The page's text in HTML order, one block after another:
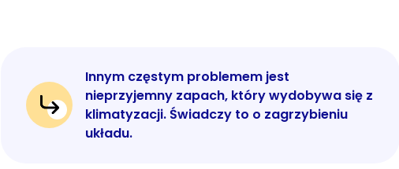
Innym częstym problemem jest
nieprzyjemny zapach, który wydobywa się z
klimatyzacji. Świadczy to o zagrzybieniu
układu.